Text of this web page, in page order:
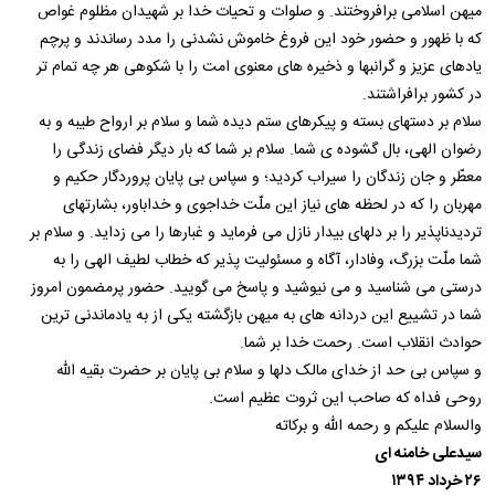
میهن اسلامی برافروختند. و صلوات و تحیات خدا بر شهیدان مظلوم غواص
که با ظهور و حضور خود این فروغ خاموش نشدنی را مدد رساندند و پرچم
یادهای عزیز و گرانبها و ذخیره های معنوی امت را با شکوهی هر چه تمام تر
در کشور برافراشتند.
سلام بر دستهای بسته و پیکرهای ستم دیده شما و سلام بر ارواح طیبه و به
رضوان الهی، بال گشوده ی شما. سلام بر شما که بار دیگر فضای زندگی را
معطّر و جان زندگان را سیراب کردید؛ و سپاس بی پایان پروردگار حکیم و
مهربان را که در لحظه های نیاز این ملّت خداجوی و خداباور، بشارتهای
تردیدناپذیر را بر دلهای بیدار نازل می فرماید و غبارها را می زداید. و سلام بر
شما ملّت بزرگ، وفادار، آگاه و مسئولیت پذیر که خطاب لطیف الهی را به
درستی می شناسید و می نیوشید و پاسخ می گویید. حضور پرمضمون امروز
شما در تشییع این دردانه های به میهن بازگشته یکی از به یادماندنی ترین
حوادث انقلاب است. رحمت خدا بر شما.
و سپاس بی حد از خدای مالک دلها و سلام بی پایان بر حضرت بقیه الله
روحی فداه که صاحب این ثروت عظیم است.
والسلام علیکم و رحمه الله و برکاته
سیدعلی خامنه ای
۲۶ خرداد ۱۳۹۴